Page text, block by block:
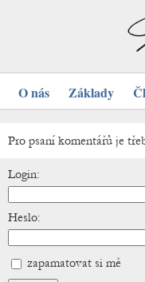
O nás Základy
Pro psaní komentářů je
Login:
Heslo:
zapamatovat si mě